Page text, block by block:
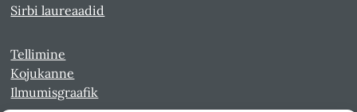
Sirbi laureaadid
Tellimine
Kojukanne
Ilmumisgraafik